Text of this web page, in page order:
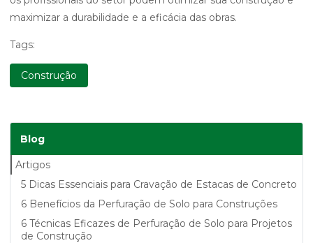
maximizar a durabilidade e a eficácia das obras.
Tags:
Construção
Blog
Artigos
5 Dicas Essenciais para Cravação de Estacas de Concreto
6 Benefícios da Perfuração de Solo para Construções
6 Técnicas Eficazes de Perfuração de Solo para Projetos
de Construção